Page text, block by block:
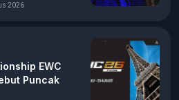
2026
EWC
Puncak